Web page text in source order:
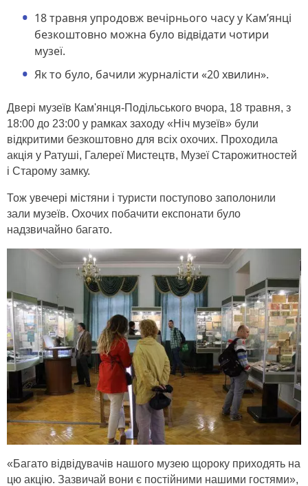
18 травня упродовж вечірнього часу у Кам’янці
безкоштовно можна було відвідати чотири
музеї.
Як то було, бачили журналісти «20 хвилин».
Двері музеїв Кам'янця-Подільського вчора, 18 травня, з
18:00 до 23:00 у рамках заходу «Ніч музеїв» були
відкритими безкоштовно для всіх охочих. Проходила
акція у Ратуші, Галереї Мистецтв, Музеї Старожитностей
і Старому замку.
Тож увечері містяни і туристи поступово заполонили
зали музеїв. Охочих побачити експонати було
надзвичайно багато.
«Багато відвідувачів нашого музею щороку приходять на
цю акцію. Зазвичай вони є постійними нашими гостями»,